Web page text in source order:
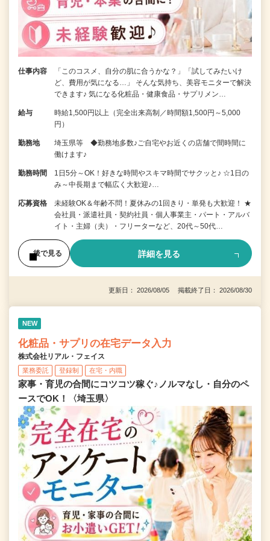
仕事内容
「このコスメ、自分の肌に合うかな？」「試してみたいけ
ど、費用が気になる…」 そんな気持ち、美容モニターで解決
できます♪ 気になる化粧品・健康食品・サプリメン…
給与
時給1,500円以上（完全出来高制／時間額1,500円～5,000
円）
勤務地
埼玉県等 ◆勤務地多数♪ご自宅やお近くの店舗で間時間に
働けます♪
勤務時間
1日5分～OK！好きな時間やスキマ時間でサクッと♪ ☆1日の
み～中長期まで幅広く大歓迎♪…
応募資格
未経験OK＆年齢不問！夏休みの1回きり・単発も大歓迎！ ★
会社員・派遣社員・契約社員・個人事業主・パート・アルバ
イト・主婦（夫）・フリーターなど、20代～50代…
後で見る 詳細を見る
更新日： 2026/08/05 掲載終了日： 2026/08/30
NEW
化粧品・サプリの在宅データ入力
株式会社リアル・フェイス
業務委託 登録制 在宅・内職
家事・育児の合間にコツコツ稼ぐ♪ノルマなし・自分のペ
ースでOK！〈埼玉県〉